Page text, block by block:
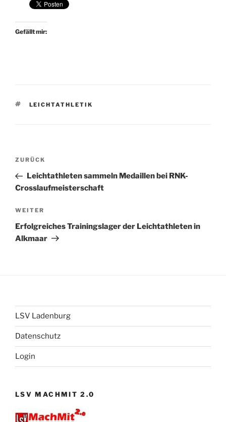
Gefällt mir:
SCHLAGWÖRTER
LEICHTATHLETIK
Beitragsnavigation
Vorheriger
Beitrag
ZURÜCK
Leichtathleten sammeln Medaillen bei RNK-
Crosslaufmeisterschaft
Nächster
Beitrag
WEITER
Erfolgreiches Trainingslager der Leichtathleten in
Alkmaar
LSV Ladenburg
Datenschutz
Login
LSV MACHMIT 2.0